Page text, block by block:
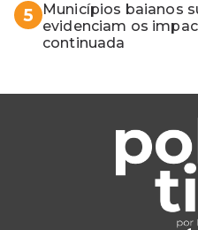
5
Municípios baianos
evidenciam os
continuada